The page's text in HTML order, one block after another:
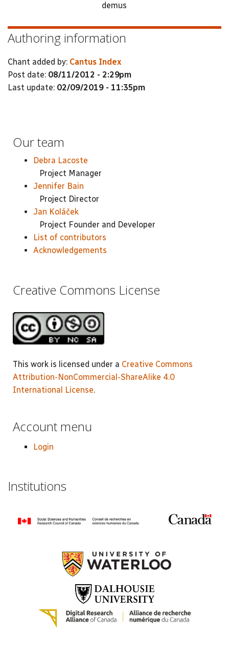
demus
Authoring information
Chant added by: Cantus Index
Post date: 08/11/2012 - 2:29pm
Last update: 02/09/2019 - 11:35pm
Our team
Debra Lacoste
Project Manager
Jennifer Bain
Project Director
Jan Koláček
Project Founder and Developer
List of contributors
Acknowledgements
Creative Commons License
This work is licensed under a Creative Commons
Attribution-NonCommercial-ShareAlike 4.0
International License.
Account menu
Login
Institutions